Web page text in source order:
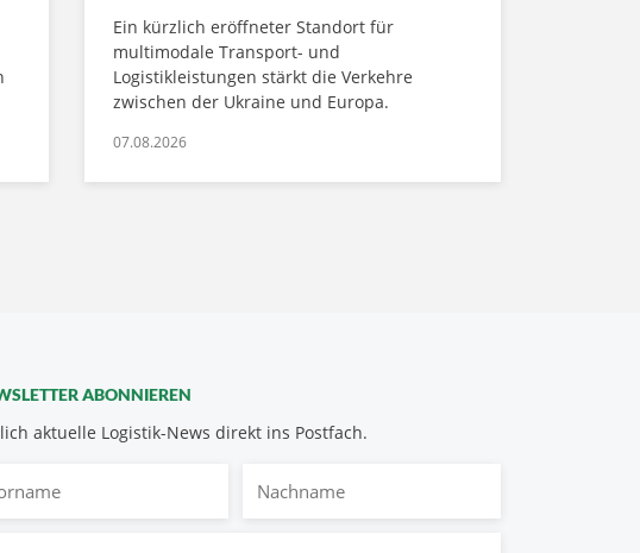
Ein kürzlich eröffneter Standort für
multimodale Transport- und
Logistikleistungen stärkt die Verkehre
zwischen der Ukraine und Europa.
07.08.2026
ABONNIEREN
aktuelle Logistik-News direkt ins Postfach.